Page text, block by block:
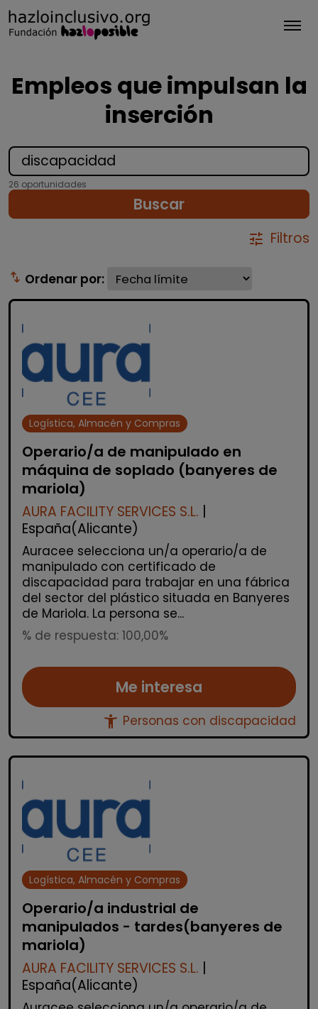
Empleos que impulsan la
inserción
26 oportunidades
Buscar
tune Filtros
swap_vert Ordenar por:
Logística, Almacén y Compras
Operario/a de manipulado en
máquina de soplado (banyeres de
mariola)
AURA FACILITY SERVICES S.L.
España(Alicante)
Auracee selecciona un/a operario/a de
manipulado con certificado de
discapacidad para trabajar en una fábrica
del sector del plástico situada en Banyeres
de Mariola. La persona se...
% de respuesta: 100,00%
Me interesa
accessibility_new Personas con discapacidad
Logística, Almacén y Compras
Operario/a industrial de
manipulados - tardes(banyeres de
mariola)
AURA FACILITY SERVICES S.L.
España(Alicante)